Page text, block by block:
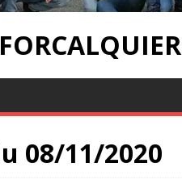
08/11/2020